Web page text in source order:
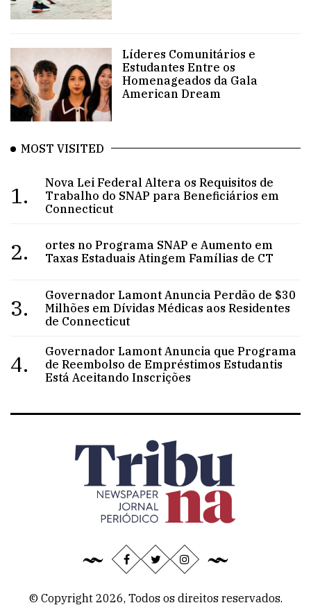
Líderes Comunitários e
Estudantes Entre os
Homenageados da Gala
American Dream
MOST VISITED
1.
Nova Lei Federal Altera os Requisitos de
Trabalho do SNAP para Beneficiários em
Connecticut
2.
ortes no Programa SNAP e Aumento em
Taxas Estaduais Atingem Famílias de CT
3.
Governador Lamont Anuncia Perdão de $30
Milhões em Dívidas Médicas aos Residentes
de Connecticut
4.
Governador Lamont Anuncia que Programa
de Reembolso de Empréstimos Estudantis
Está Aceitando Inscrições
© Copyright 2026, Todos os direitos reservados.